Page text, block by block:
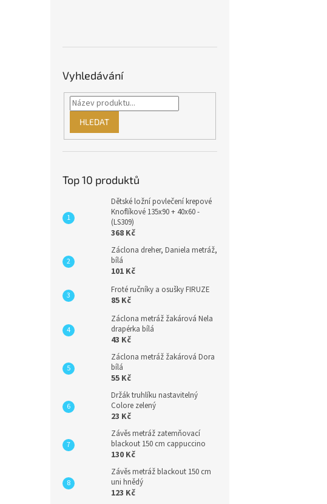
Vyhledávání
HLEDAT
Top 10 produktů
Dětské ložní povlečení krepové
Knoflíkové 135x90 + 40x60 -
(LS309)
368 Kč
Záclona dreher, Daniela metráž,
bílá
101 Kč
Froté ručníky a osušky FIRUZE
85 Kč
Záclona metráž žakárová Nela
drapérka bílá
43 Kč
Záclona metráž žakárová Dora
bílá
55 Kč
Držák truhlíku nastavitelný
Colore zelený
23 Kč
Závěs metráž zatemňovací
blackout 150 cm cappuccino
130 Kč
Závěs metráž blackout 150 cm
uni hnědý
123 Kč